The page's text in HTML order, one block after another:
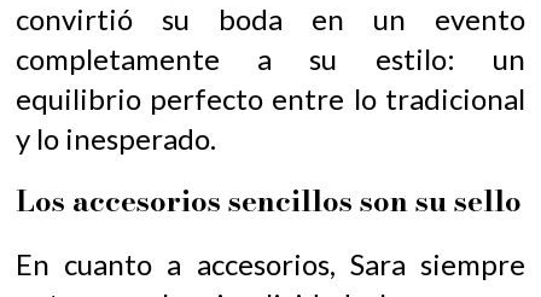
convirtió su boda en un evento
completamente a su estilo: un
equilibrio perfecto entre lo tradicional
y lo inesperado.
Los accesorios sencillos son su sello
En cuanto a accesorios, Sara siempre